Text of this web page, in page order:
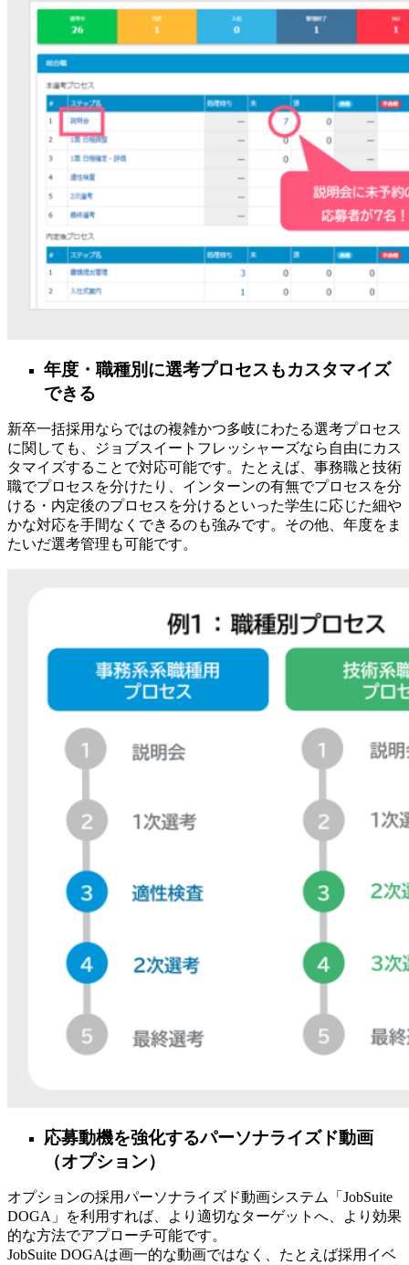
年度・職種別に選考プロセスもカスタマイズ
できる
新卒一括採用ならではの複雑かつ多岐にわたる選考プロセス
に関しても、ジョブスイートフレッシャーズなら自由にカス
タマイズすることで対応可能です。たとえば、事務職と技術
職でプロセスを分けたり、インターンの有無でプロセスを分
ける・内定後のプロセスを分けるといった学生に応じた細や
かな対応を手間なくできるのも強みです。その他、年度をま
たいだ選考管理も可能です。
応募動機を強化するパーソナライズド動画
（オプション）
オプションの採用パーソナライズド動画システム「JobSuite
DOGA」を利用すれば、より適切なターゲットへ、より効果
的な方法でアプローチ可能です。
JobSuite DOGAは画一的な動画ではなく、たとえば採用イベ